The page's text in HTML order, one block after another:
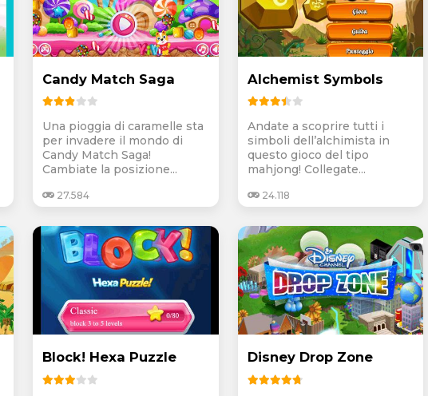
Candy Match Saga
Una pioggia di caramelle sta
per invadere il mondo di
Candy Match Saga!
Cambiate la posizione...
27.584
Alchemist Symbols
Andate a scoprire tutti i
simboli dell’alchimista in
questo gioco del tipo
mahjong! Collegate...
24.118
Block! Hexa Puzzle Disney Drop Zone